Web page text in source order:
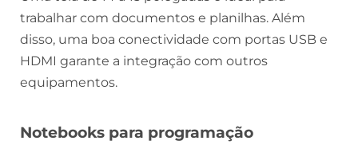
trabalhar com documentos e planilhas. Além
disso, uma boa conectividade com portas USB e
HDMI garante a integração com outros
equipamentos.
Notebooks para programação